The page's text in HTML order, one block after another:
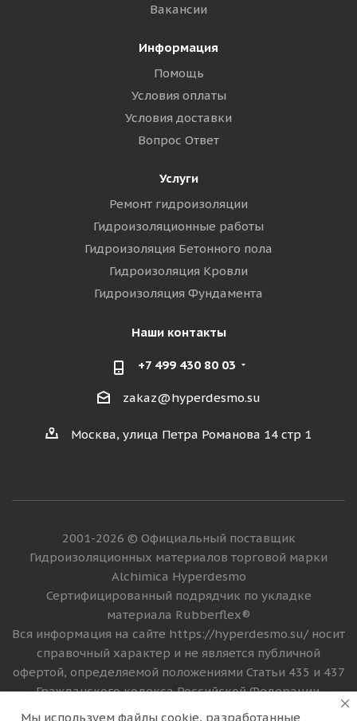
Вакансии
Информация
Помощь
Условия оплаты
Условия доставки
Вопрос Ответ
Услуги
Ремонт гидроизоляции
Гидроизоляционные работы
Гидроизоляция Бетонного пола
Гидроизоляция Кровли
Гидроизоляция Фундамента
Наши контакты
+7 499 430 80 03
zakaz@hyperdesmo.su
Москва, улица Петра Романова 14 стр 1
2001-2026 © Официальный поставщик
Гидроизоляционных материалов торговой марки
Alchimica Hyperdesmo
Сертифицированный подрядчик по укладке
материала Rubberflex®
Вся информация на сайте https://hyperdesmo.su/ носит
справочный характер и не является публичной
офертой, определяемой положениями Статьи 435 и 437
Гражданского кодекса Российской Федерации.
Технические параметры (спецификация), цена и
Мы используем файлы cookie, разработанные